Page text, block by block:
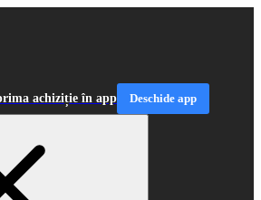
achiziție în app Deschide app